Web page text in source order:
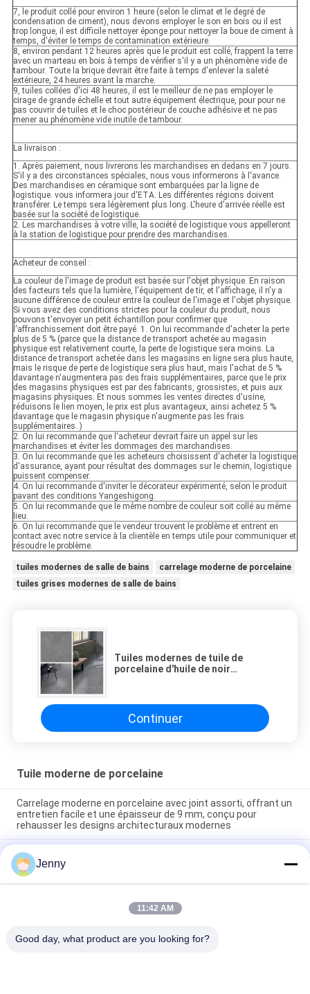
7, le produit collé pour environ 1 heure (selon le climat et le degré de
condensation de ciment), nous devons employer le son en bois ou il est
trop longue, il est difficile nettoyer éponge pour nettoyer la boue de ciment à
temps, d'éviter le temps de contamination extérieure.
8, environ pendant 12 heures après que le produit est collé, frappent la terre
avec un marteau en bois à temps de vérifier s'il y a un phénomène vide de
tambour. Toute la brique devrait être faite à temps d'enlever la saleté
extérieure, 24 heures avant la marche.
9, tuiles collées d'ici 48 heures, il est le meilleur de ne pas employer le
cirage de grande échelle et tout autre équipement électrique, pour pour ne
pas couvrir de tuiles et le choc postérieur de couche adhésive et ne pas
mener au phénomène vide inutile de tambour.
La livraison :
1. Après paiement, nous livrerons les marchandises en dedans en 7 jours.
S'il y a des circonstances spéciales, nous vous informerons à l'avance.
Des marchandises en céramique sont embarquées par la ligne de
logistique. vous informera jour d'ETA. Les différentes régions doivent
transférer. Le temps sera légèrement plus long. L'heure d'arrivée réelle est
basée sur la société de logistique.
2. Les marchandises à votre ville, la société de logistique vous appelleront
à la station de logistique pour prendre des marchandises.
Acheteur de conseil :
La couleur de l'image de produit est basée sur l'objet physique. En raison
des facteurs tels que la lumière, l'équipement de tir, et l'affichage, il n'y a
aucune différence de couleur entre la couleur de l'image et l'objet physique.
Si vous avez des conditions strictes pour la couleur du produit, nous
pouvons t'envoyer un petit échantillon pour confirmer que
l'affranchissement doit être payé. 1. On lui recommande d'acheter la perte
plus de 5 % (parce que la distance de transport achetée au magasin
physique est relativement courte, la perte de logistique sera moins. La
distance de transport achetée dans les magasins en ligne sera plus haute,
mais le risque de perte de logistique sera plus haut, mais l'achat de 5 %
davantage n'augmentera pas des frais supplémentaires, parce que le prix
des magasins physiques est par des fabricants, grossistes, et puis aux
magasins physiques. Et nous sommes les ventes directes d'usine,
réduisons le lien moyen, le prix est plus avantageux, ainsi achetez 5 %
davantage que le magasin physique n'augmente pas les frais
supplémentaires. )
2. On lui recommande que l'acheteur devrait faire un appel sur les
marchandises et éviter les dommages des marchandises.
3. On lui recommande que les acheteurs choisissent d'acheter la logistique
d'assurance, ayant pour résultat des dommages sur le chemin, logistique
puissent compenser.
4. On lui recommande d'inviter le décorateur expérimenté, selon le produit
pavant des conditions Yangeshigong.
5. On lui recommande que le même nombre de couleur soit collé au même
lieu.
6. On lui recommande que le vendeur trouvent le problème et entrent en
contact avec notre service à la clientèle en temps utile pour communiquer et
résoudre le problème.
tuiles modernes de salle de bains
carrelage moderne de porcelaine
tuiles grises modernes de salle de bains
Tuiles modernes de tuile de
porcelaine d'huile de noir
Continuer
Tuile moderne de porcelaine
Carrelage moderne en porcelaine avec joint assorti, offrant un
entretien facile et une épaisseur de 9 mm, conçu pour
rehausser les designs architecturaux modernes
Carrelage de sol moderne en porcelaine facile d'entretien,
texture lisse conçue pour offrir une surface élégante
résistante aux taches et à l'usure quotidienne
Installation flottante Carreaux de porcelaine modernes
intérieurs d'épaisseur de 9 mm Choix parfait Surface durable
Jenny
11:42 AM
Good day, what product are you looking for?